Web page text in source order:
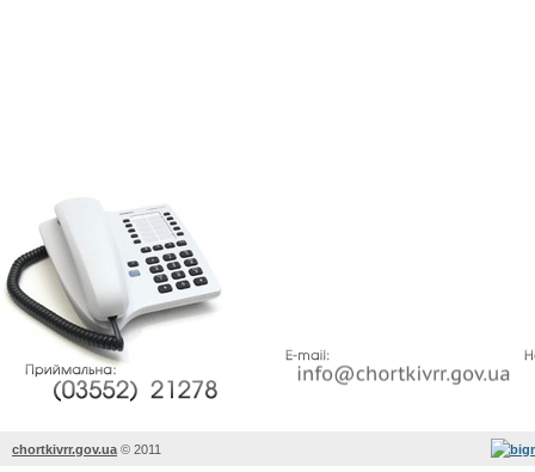
chortkivrr.gov.ua © 2011